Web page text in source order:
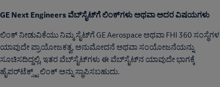
GE Next Engineers ವೆಬ್‌ಸೈಟ್‌ಗೆ ಲಿಂಕ್‌ಗಳು ಅಥವಾ ಅದರ ವಿಷಯಗಳು
ಲಿಂಕ್ ನೀಡುವಿಕೆಯು ನಿಮ್ಮ ಸೈಟ್‌ಗೆ GE Aerospace ಅಥವಾ FHI 360 ಸಂಸ್ಥೆಗಳ
ಯಾವುದೇ ಪ್ರಾಯೋಜಕತ್ವ, ಅನುಮೋದನೆ ಅಥವಾ ಸಂಯೋಜನೆಯನ್ನು
ಸೂಚಿಸದಿದ್ದಲ್ಲಿ, ಇತರ ವೆಬ್‌ಸೈಟ್‌ಗಳು ಈ ವೆಬ್‌ಸೈಟ್‌ನ ಯಾವುದೇ ಭಾಗಕ್ಕೆ
ಹೈಪರ್‌ಟೆಕ್ಸ್ಟ್ ಲಿಂಕ್ ಅನ್ನು ಸ್ಥಾಪಿಸಬಹುದು.